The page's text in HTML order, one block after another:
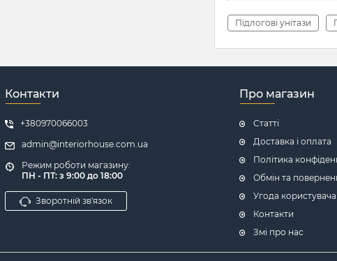
Підлогові унітази
Контакти
+380970066003
admin@interiorhouse.com.ua
Режим роботи магазину:
ПН - ПТ: з 9:00 до 18:00
Зворотній зв'язок
Про магазин
Статті
Доставка і оплата
Політика
Обмін та
Угода користувача
Контакти
Змі про нас